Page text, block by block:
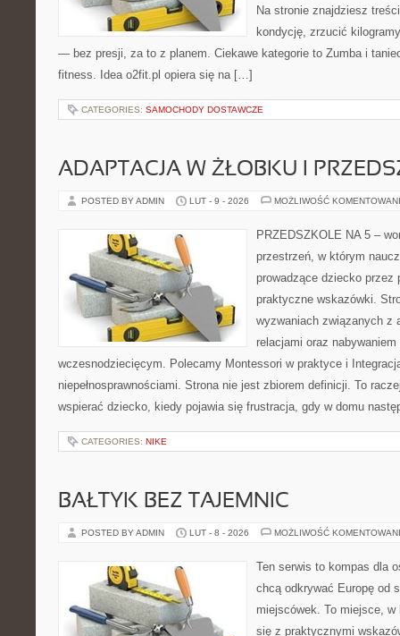
Na stronie znajdziesz
kondycję, zrzucić
— bez presji, za to z planem. Ciekawe kategorie to Zumba i
fitness. Idea o2fit.pl opiera się na […]
CATEGORIES: SAMOCHODY DOSTAWCZE
ADAPTACJA W ŻŁOBKU I
POSTED BY ADMIN LUT - 9 - 2026 MOŻLIWOŚĆ
PRZEDSZKOLE NA 5 –
przestrzeń, w którym
prowadzące dziecko przez
praktyczne wskazówki.
wyzwaniach związanych z
relacjami oraz
wczesnodziecięcym. Polecamy Montessori w praktyce i
niepełnosprawnościami. Strona nie jest zbiorem definicji. To
wspierać dziecko, kiedy pojawia się frustracja, gdy w domu
CATEGORIES: NIKE
BAŁTYK BEZ TAJEMNIC
POSTED BY ADMIN LUT - 8 - 2026 MOŻLIWOŚĆ
Ten serwis to kompas dla
chcą odkrywać Europę od
miejscówek. To miejsce,
się z praktycznymi